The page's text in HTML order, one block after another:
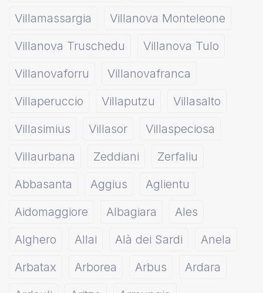
Villamassargia
Villanova Monteleone
Villanova Truschedu
Villanova Tulo
Villanovaforru
Villanovafranca
Villaperuccio
Villaputzu
Villasalto
Villasimius
Villasor
Villaspeciosa
Villaurbana
Zeddiani
Zerfaliu
Abbasanta
Aggius
Aglientu
Aidomaggiore
Albagiara
Ales
Alghero
Allai Alà dei Sardi
Anela
Arbatax
Arborea Arbus
Ardara